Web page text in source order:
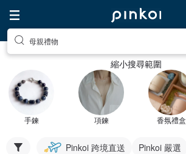
母親禮物
縮小搜尋範圍
手鍊 項鍊 香氛禮盒
Pinkoi 跨境直送 Pinkoi 嚴選